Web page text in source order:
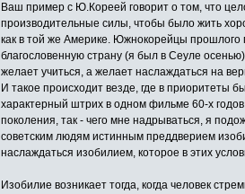
Ваш пример с Ю.Кореей говорит о том, что
производительные силы, чтобы было жить
как в той же Америке. Южнокорейцы прошлого
благословенную страну (я был в Сеуле
желает учиться, а желает наслаждаться на
И такое происходит везде, где в приоритеты
характерный штрих в одном фильме 60-х
поколения, так - чего мне надрываться, я
советским людям истинным преддверием
наслаждаться изобилием, которое в этих
Изобилие возникает тогда, когда человек